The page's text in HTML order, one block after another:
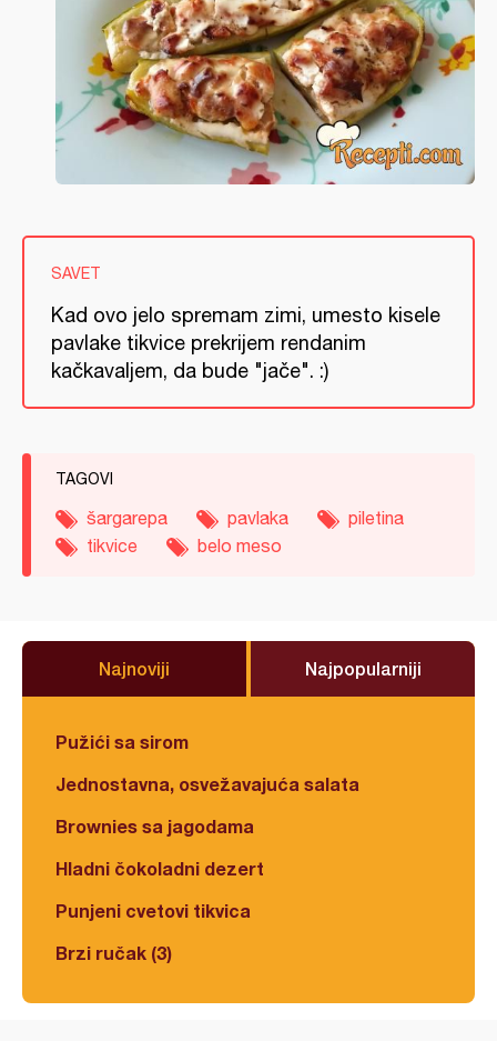
SAVET
Kad ovo jelo spremam zimi, umesto kisele
pavlake tikvice prekrijem rendanim
kačkavaljem, da bude "jače". :)
TAGOVI
šargarepa pavlaka
piletina
tikvice
belo meso
Najnoviji Najpopularniji
Pužići sa sirom
Jednostavna, osvežavajuća salata
Brownies sa jagodama
Hladni čokoladni dezert
Punjeni cvetovi tikvica
Brzi ručak (3)